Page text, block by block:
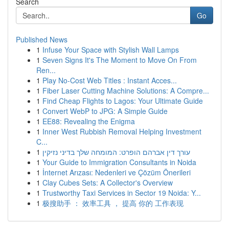
Go
Published News
1 Infuse Your Space with Stylish Wall Lamps
1 Seven Signs It's The Moment to Move On From
Ren...
1 Play No-Cost Web Titles : Instant Acces...
1 Fiber Laser Cutting Machine Solutions: A Compre...
1 Find Cheap Flights to Lagos: Your Ultimate Guide
1 Convert WebP to JPG: A Simple Guide
1 EE88: Revealing the Enigma
1 Inner West Rubbish Removal Helping Investment
C...
1 עורך דין אברהם הופרט: המומחה שלך בדיני נזיקין
1 Your Guide to Immigration Consultants in Noida
1 İnternet Arızası: Nedenleri ve Çözüm Önerileri
1 Clay Cubes Sets: A Collector's Overview
1 Trustworthy Taxi Services in Sector 19 Noida: Y...
1 极搜助手 ： 效率工具 ， 提高 你的 工作表现